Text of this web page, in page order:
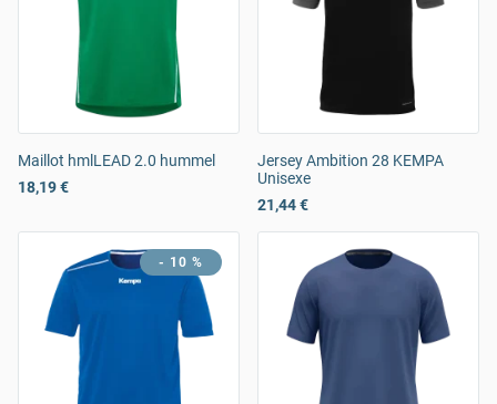
Maillot hmlLEAD 2.0 hummel
18,19 €
Jersey Ambition 28 KEMPA
Unisexe
21,44 €
- 10 %